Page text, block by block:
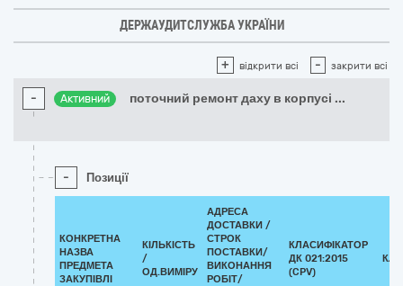
ДЕРЖАУДИТСЛУЖБА УКРАЇНИ
+ відкрити всі - закрити всі
- Активний поточний ремонт даху в корпусі ...
- Позиції
КОНКРЕТНА
НАЗВА
ПРЕДМЕТА
ЗАКУПІВЛІ
КІЛЬКІСТЬ
/
ОД.ВИМІРУ
АДРЕСА
ДОСТАВКИ /
СТРОК
ПОСТАВКИ/
ВИКОНАННЯ
РОБІТ/
КЛАСИФІКАТОР
ДК 021:2015
(CPV)